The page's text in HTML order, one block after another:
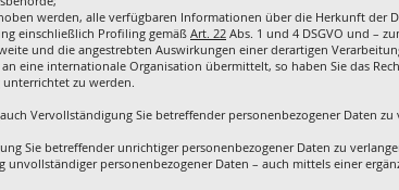
werden, alle verfügbaren Informationen über die Herkunft der
einschließlich Profiling gemäßArt. 22 Abs. 1 und 4 DSGVO und –
und die angestrebten Auswirkungen einer derartigen
eine internationale Organisation übermittelt, so haben Sie das
zu werden.
Vervollständigung Sie betreffender personenbezogener Daten zu
Sie betreffender unrichtiger personenbezogener Daten zu
personenbezogener Daten – auch mittels einer